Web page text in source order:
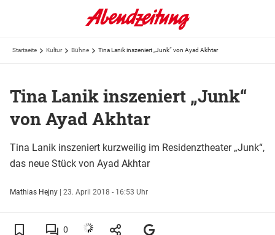
Startseite Kultur Bühne Tina Lanik inszeniert „Junk“ von Ayad Akhtar
Tina Lanik inszeniert „Junk“
von Ayad Akhtar
Tina Lanik inszeniert kurzweilig im Residenztheater „Junk“,
das neue Stück von Ayad Akhtar
Mathias Hejny | 23. April 2018 - 16:53 Uhr
0